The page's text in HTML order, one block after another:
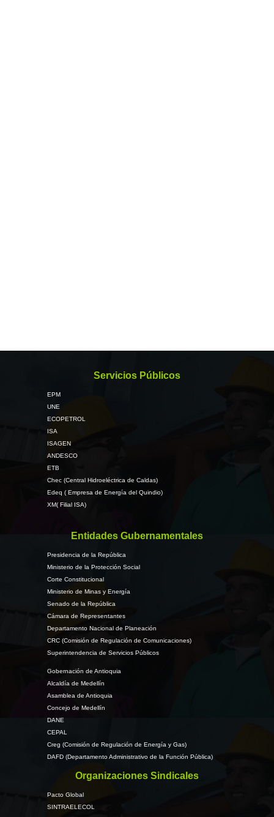
Servicios Públicos
EPM
UNE
ECOPETROL
ISA
ISAGEN
ANDESCO
ETB
Chec (Central Hidroeléctrica de Caldas)
Edeq ( Empresa de Energía del Quindio)
XM( Filial ISA)
Entidades Gubernamentales
Presidencia de la República
Ministerio de la Protección Social
Corte Constitucional
Ministerio de Minas y Energía
Senado de la República
Cámara de Representantes
Departamento Nacional de Planeación
CRC (Comisión de Regulación de Comunicaciones)
Superintendencia de Servicios Públicos
Gobernación de Antioquia
Alcaldía de Medellín
Asamblea de Antioquia
Concejo de Medellín
DANE
CEPAL
Creg (Comisión de Regulación de Energía y Gas)
DAFD (Departamento Administrativo de la Función Pública)
Organizaciones Sindicales
Pacto Global
SINTRAELECOL